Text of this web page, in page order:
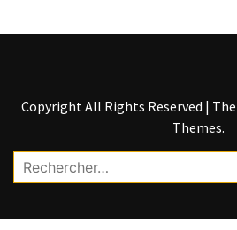
Copyright All Rights Reserved |
Themes.
Rechercher :